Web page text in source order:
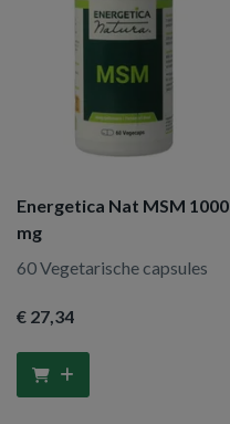
Energetica Nat MSM 1000
mg
60 Vegetarische capsules
€ 27,34